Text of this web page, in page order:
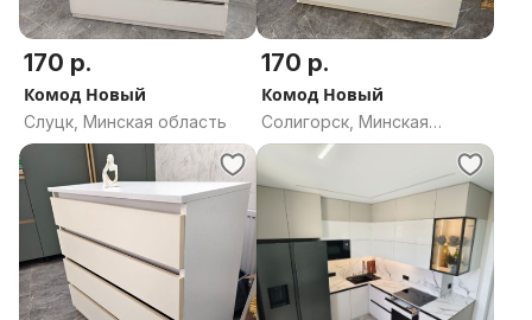
170 р.
Комод Новый
Слуцк, Минская область
170 р.
Комод Новый
Солигорск, Минская
область